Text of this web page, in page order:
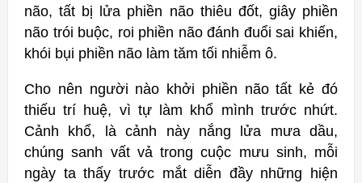
não, tất bị lửa phiền não thiêu đốt, giây phiền
não trói buộc, roi phiền não đánh đuổi sai khiến,
khói bụi phiền não làm tăm tối nhiễm ô.
Cho nên người nào khởi phiền não tất kẻ đó
thiếu trí huệ, vì tự làm khổ mình trước nhứt.
Cảnh khổ, là cảnh này nắng lửa mưa dầu,
chúng sanh vất vả trong cuộc mưu sinh, mỗi
ngày ta thấy trước mắt diễn đầy những hiện